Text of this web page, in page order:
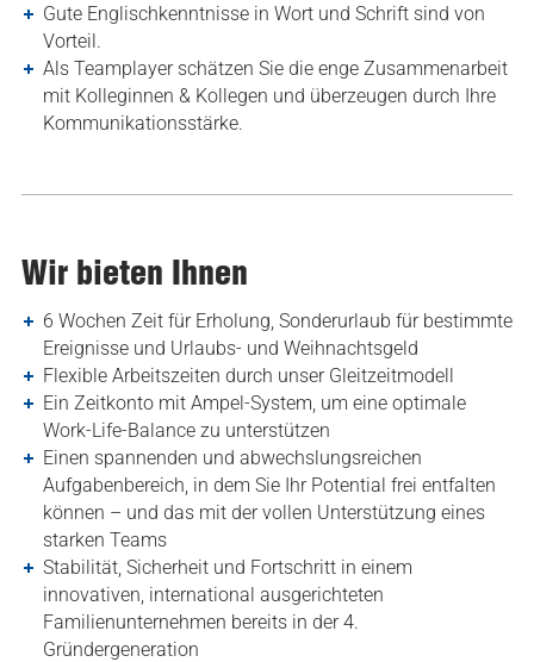
Gute Englischkenntnisse in Wort und Schrift sind von
Vorteil.
Als Teamplayer schätzen Sie die enge Zusammenarbeit
mit Kolleginnen & Kollegen und überzeugen durch Ihre
Kommunikationsstärke.
Wir bieten Ihnen
6 Wochen Zeit für Erholung, Sonderurlaub für bestimmte
Ereignisse und Urlaubs- und Weihnachtsgeld
Flexible Arbeitszeiten durch unser Gleitzeitmodell
Ein Zeitkonto mit Ampel-System, um eine optimale
Work-Life-Balance zu unterstützen
Einen spannenden und abwechslungsreichen
Aufgabenbereich, in dem Sie Ihr Potential frei entfalten
können – und das mit der vollen Unterstützung eines
starken Teams
Stabilität, Sicherheit und Fortschritt in einem
innovativen, international ausgerichteten
Familienunternehmen bereits in der 4.
Gründergeneration